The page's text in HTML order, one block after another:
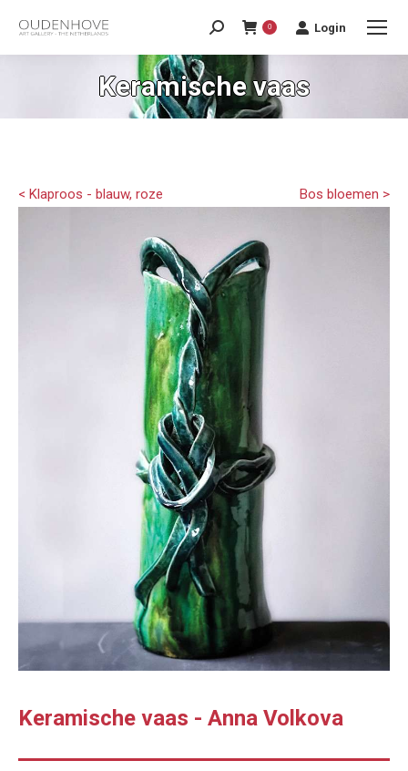
0 Login
Keramische vaas
Bos bloemen >
< Klaproos - blauw, roze
Keramische vaas - Anna Volkova